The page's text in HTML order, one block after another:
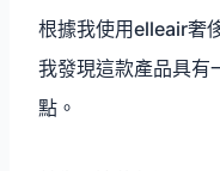
根據我使用elleair奢
我發現這款產品具有
點。